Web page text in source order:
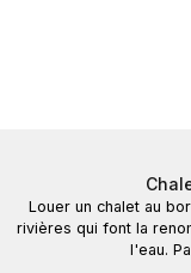
Louer un chalet au
rivières qui font la
l'eau.